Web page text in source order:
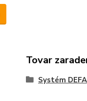
Tovar
Systém DEFA